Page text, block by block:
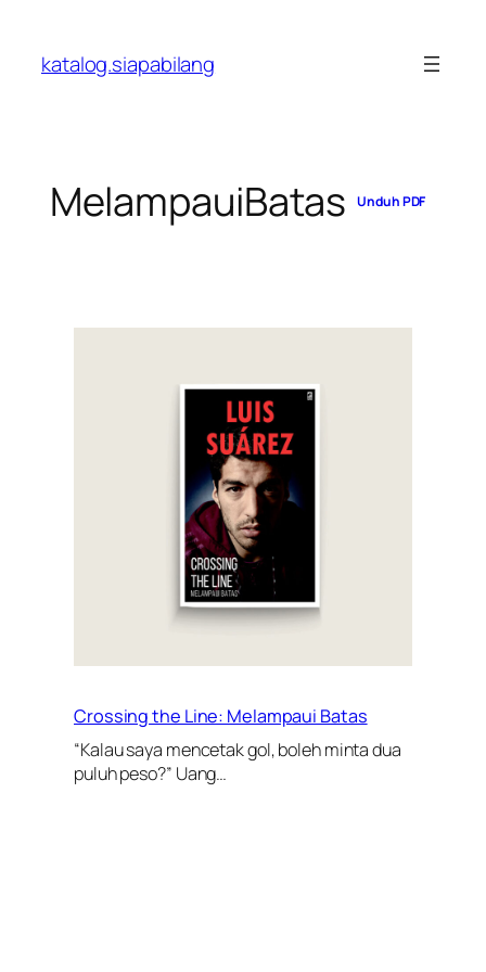
content
katalog.siapabilang
MelampauiBatas Unduh PDF
Crossing the Line: Melampaui Batas
“Kalau saya mencetak gol, boleh minta dua
puluh peso?” Uang…